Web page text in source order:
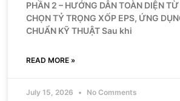
PHẦN 2 – HƯỚNG DẪN TOÀN DIỆN
CHỌN TỶ TRỌNG XỐP EPS, ỨNG
CHUẨN KỸ THUẬT Sau khi
READ MORE »
July 15, 2026 No Comments